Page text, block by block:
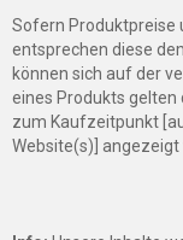
Sofern Produktpreise
entsprechen diese
können sich auf der
eines Produkts gelten
zum Kaufzeitpunkt
Website(s)] angezeigt